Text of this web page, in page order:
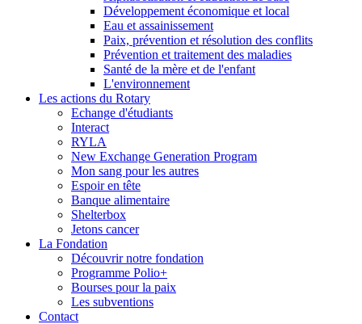
Développement économique et local
Eau et assainissement
Paix, prévention et résolution des conflits
Prévention et traitement des maladies
Santé de la mère et de l'enfant
L'environnement
Les actions du Rotary
Echange d'étudiants
Interact
RYLA
New Exchange Generation Program
Mon sang pour les autres
Espoir en tête
Banque alimentaire
Shelterbox
Jetons cancer
La Fondation
Découvrir notre fondation
Programme Polio+
Bourses pour la paix
Les subventions
Contact